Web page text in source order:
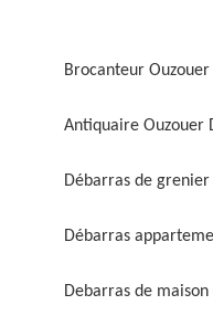
Brocanteur Ouzouer
Antiquaire Ouzouer
Débarras de
Débarras
Debarras de